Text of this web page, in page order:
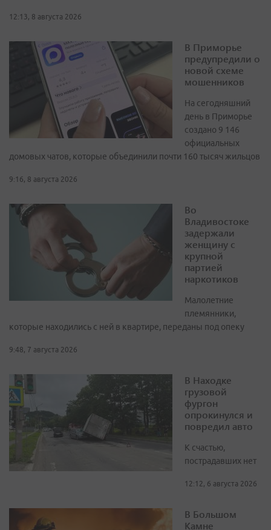
12:13, 8 августа 2026
В Приморье
предупредили о
новой схеме
мошенников
На сегодняшний
день в Приморье
создано 9 146
официальных
домовых чатов, которые объединили почти 160 тысяч жильцов
9:16, 8 августа 2026
Во
Владивостоке
задержали
женщину с
крупной
партией
наркотиков
Малолетние
племянники,
которые находились с ней в квартире, переданы под опеку
9:48, 7 августа 2026
В Находке
грузовой
фургон
опрокинулся и
повредил авто
К счастью,
пострадавших нет
12:12, 6 августа 2026
В Большом
Камне